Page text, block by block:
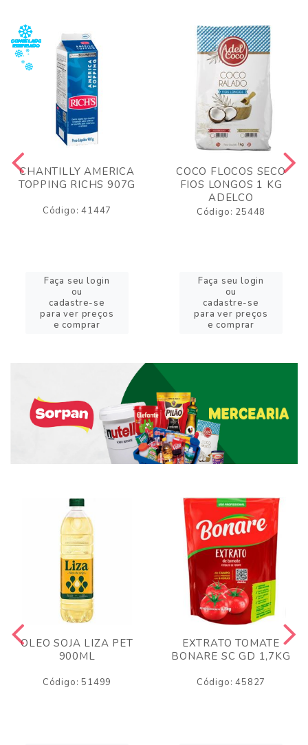
CHANTILLY AMERICA
TOPPING RICHS 907G
Código: 41447
Faça seu login
ou
cadastre-se
para ver preços
e comprar
COCO FLOCOS SECO
FIOS LONGOS 1 KG
ADELCO
Código: 25448
Faça seu login
ou
cadastre-se
para ver preços
e comprar
OLEO SOJA LIZA PET
900ML
Código: 51499
EXTRATO TOMATE
BONARE SC GD 1,7KG
Código: 45827